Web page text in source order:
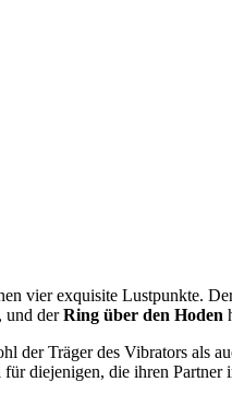
vier exquisite Lustpunkte.
und derRing über den Hoden
der Träger des Vibrators als
diejenigen, die ihren Partner